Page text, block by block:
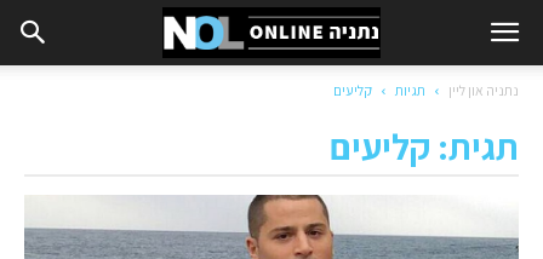
נתניה און ליין תגיות קליעים
תגית: קליעים